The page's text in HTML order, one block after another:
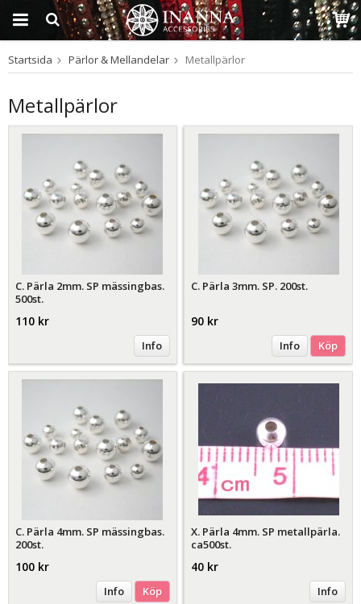
Produkten har blivit
tillagd i varukorgen
Startsida Pärlor & Mellandelar Metallpärlor
Metallpärlor
C. Pärla 2mm. SP mässingbas.
500st.
110 kr
Info
C. Pärla 3mm. SP. 200st.
90 kr
Info Köp
C. Pärla 4mm. SP mässingbas.
200st.
100 kr
Info Köp
X. Pärla 4mm. SP metallpärla.
ca500st.
40 kr
Info